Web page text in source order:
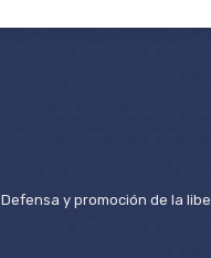
Defensa y promoción de la